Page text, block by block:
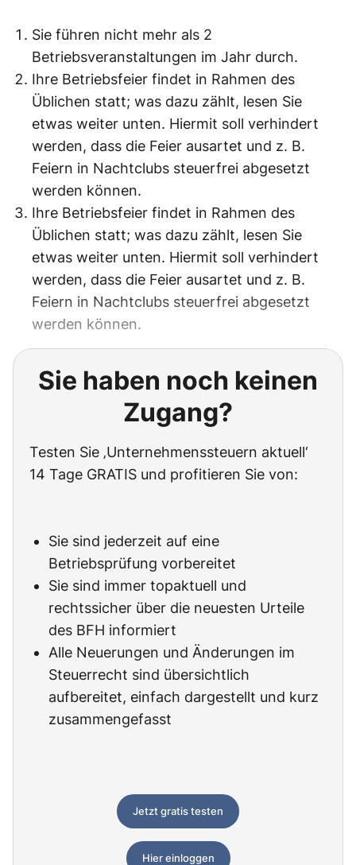
Sie führen nicht mehr als 2
Betriebsveranstaltungen im Jahr durch.
Ihre Betriebsfeier findet in Rahmen des
Üblichen statt; was dazu zählt, lesen Sie
etwas weiter unten. Hiermit soll verhindert
werden, dass die Feier ausartet und z. B.
Feiern in Nachtclubs steuerfrei abgesetzt
werden können.
Ihre Betriebsfeier findet in Rahmen des
Üblichen statt; was dazu zählt, lesen Sie
etwas weiter unten. Hiermit soll verhindert
werden, dass die Feier ausartet und z. B.
Feiern in Nachtclubs steuerfrei abgesetzt
werden können.
Sie haben noch keinen
Zugang?
Testen Sie ‚Unternehmenssteuern aktuell‘
14 Tage GRATIS und profitieren Sie von:
Sie sind jederzeit auf eine
Betriebsprüfung vorbereitet
Sie sind immer topaktuell und
rechtssicher über die neuesten Urteile
des BFH informiert
Alle Neuerungen und Änderungen im
Steuerrecht sind übersichtlich
aufbereitet, einfach dargestellt und kurz
zusammengefasst
Jetzt gratis testen
Hier einloggen